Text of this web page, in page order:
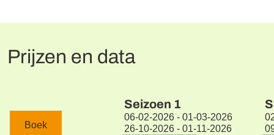
Prijzen en data
Boek
Seizoen 1
06-02-2026 - 01-03-2026
26-10-2026 - 01-11-2026